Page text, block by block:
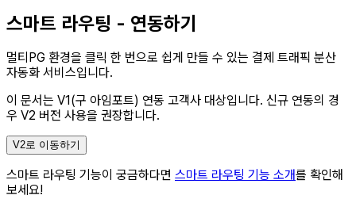
스마트 라우팅 - 연동하기
멀티PG 환경을 클릭 한 번으로 쉽게 만들 수 있는 결제 트래픽 분산
자동화 서비스입니다.
이 문서는 V1(구 아임포트) 연동 고객사 대상입니다. 신규 연동의 경
우 V2 버전 사용을 권장합니다.
V2로 이동하기
스마트 라우팅 기능이 궁금하다면 스마트 라우팅 기능 소개를 확인해
보세요!